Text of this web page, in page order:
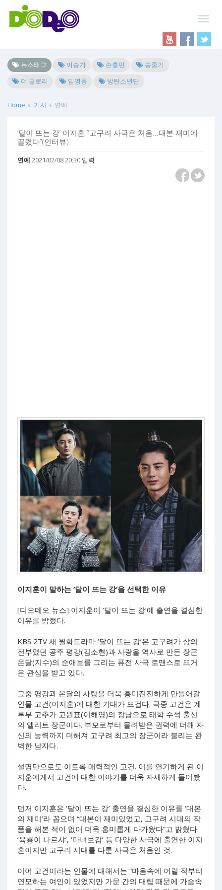
뉴스태그 이승기 손흥민
송중기
더 글로리
임영웅 방탄소년단
Home 기사 연예
‘달이 뜨는 강’ 이지훈 “고구려 사극은 처음...대본 재미에
끌렸다”(인터뷰)
연예 2021/02/08 20:30 입력
이지훈이 말하는 ‘달이 뜨는 강’을 선택한 이유
[디오데오 뉴스] 이지훈이 ‘달이 뜨는 강’에 출연을 결심한
이유를 밝혔다.
KBS 2TV 새 월화드라마 ‘달이 뜨는 강’은 고구려가 삶의
전부였던 공주 평강(김소현)과 사랑을 역사로 만든 장군
온달(지수)의 순애보를 그리는 퓨전 사극 로맨스로 뜨거
운 관심을 받고 있다.
그중 평강과 온달의 사랑을 더욱 흥미진진하게 만들어갈
인물 고건(이지훈)에 대한 기대가 뜨겁다. 극중 고건은 계
루부 고추가 고원표(이해영)의 장남으로 태학 수석 출신
의 엘리트 장군이다. 부모로부터 물려받은 권력에 더해 자
신의 능력까지 더해져 고구려 최고의 장군이라 불리는 완
벽한 남자다.
설명만으로도 이토록 매력적인 고건. 이를 연기하게 된 이
지훈에게서 고건에 대한 이야기를 더욱 자세하게 들어봤
다.
먼저 이지훈은 ‘달이 뜨는 강’ 출연을 결심한 이유를 ‘대본
의 재미’라 꼽으며 “대본이 재미있었고, 고구려 시대의 작
품을 해본 적이 없어 더욱 흥미롭게 다가왔다”고 밝혔다.
‘육룡이 나르샤’, ‘마녀보감’ 등 다양한 사극에 출연한 이지
훈이지만 고구려 시대를 다룬 사극은 처음인 것.
이어 고건이라는 인물에 대해서는 “마음속에 어릴 적부터
연모하는 여인이 있었지만 가문 간의 대립 때문에 가슴속